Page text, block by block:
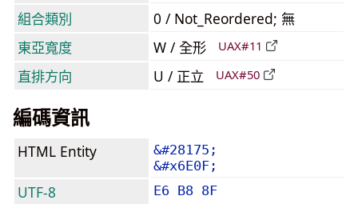
組合類別
0 / Not_Reordered; 無
東亞寬度
W / 全形 UAX#11
直排方向 U / 正立 UAX#50
編碼資訊
HTML Entity
&#28175;
&#x6E0F;
UTF-8 E6 B8 8F